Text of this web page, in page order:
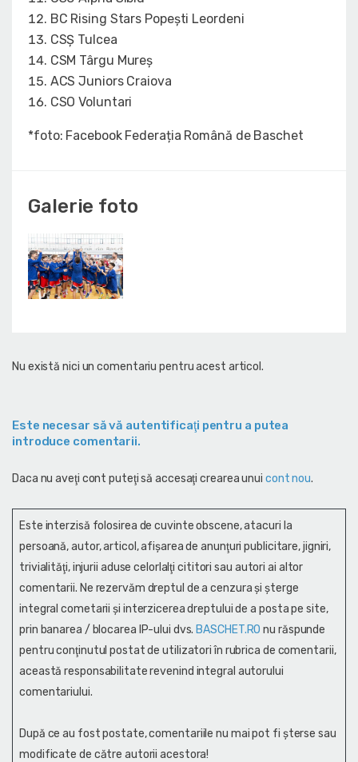
BC Rising Stars Popești Leordeni
CSȘ Tulcea
CSM Târgu Mureș
ACS Juniors Craiova
CSO Voluntari
*foto: Facebook Federația Română de Baschet
Galerie foto
Nu există nici un comentariu pentru acest articol.
Este necesar să vă autentificaţi pentru a putea
introduce comentarii.
Daca nu aveţi cont puteţi să accesaţi crearea unui cont nou.
Este interzisă folosirea de cuvinte obscene, atacuri la
persoană, autor, articol, afişarea de anunţuri publicitare, jigniri,
trivialităţi, injurii aduse celorlalţi cititori sau autori ai altor
comentarii. Ne rezervăm dreptul de a cenzura și şterge
integral cometarii și interzicerea dreptului de a posta pe site,
prin banarea / blocarea IP-ului dvs. BASCHET.RO nu răspunde
pentru conţinutul postat de utilizatori în rubrica de comentarii,
această responsabilitate revenind integral autorului
comentariului.
După ce au fost postate, comentariile nu mai pot fi șterse sau
modificate de către autorii acestora!